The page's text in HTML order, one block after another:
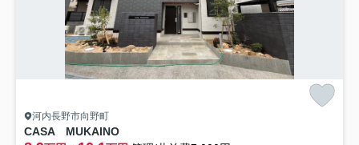
河内長野市向野町
CASA MUKAINO